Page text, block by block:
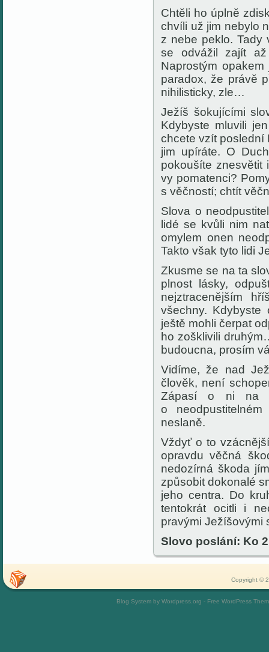
Chtěli ho úplně
chvíli už jim nebylo
z nebe peklo. Tady
se odvážil zajít
Naprostým
paradox, že právě
nihilisticky, zle…
Ježíš šokujícími
Kdybyste mluvili
chcete vzít poslední
jim upíráte. O
pokoušíte znesvětit
vy pomatenci?
s věčností; chtít
Slova o
lidé se kvůli nim
omylem onen
Takto však tyto lidi
Zkusme se na ta
plnost lásky,
nejztracenějším
všechny. Kdybyste
ještě mohli čerpat
ho zošklivili
budoucna, prosím
Vidíme, že nad
člověk, není
Zápasí o ni na
o
neslaně.
Vždyť o to
opravdu věčná
nedozírná škoda
způsobit dokonalé
jeho centra. Do
tentokrát ocitli i
pravými Ježíšovými
Slovo poslání: Ko
Copyright ©
Blog System by Wordpress.org - Free WordPress